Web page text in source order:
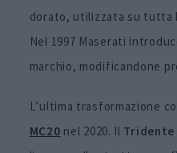
dorato, utilizzata su tutta
Nel 1997 Maserati
marchio, modificandone
L’ultima trasformazione
MC20 nel 2020. Il Tridente